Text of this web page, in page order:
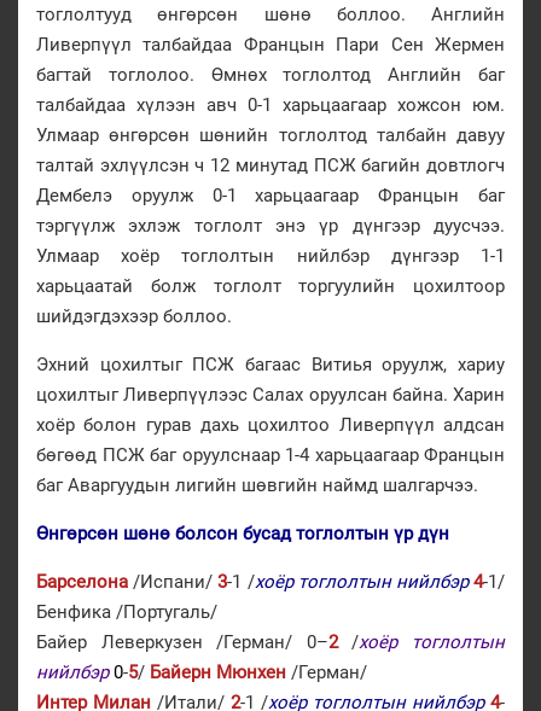
тоглолтууд өнгөрсөн шөнө боллоо. Английн
Ливерпүүл талбайдаа Францын Пари Сен Жермен
багтай тоглолоо. Өмнөх тоглолтод Английн баг
талбайдаа хүлээн авч 0-1 харьцаагаар хожсон юм.
Улмаар өнгөрсөн шөнийн тоглолтод талбайн давуу
талтай эхлүүлсэн ч 12 минутад ПСЖ багийн довтлогч
Дембелэ оруулж 0-1 харьцаагаар Францын баг
тэргүүлж эхлэж тоглолт энэ үр дүнгээр дуусчээ.
Улмаар хоёр тоглолтын нийлбэр дүнгээр 1-1
харьцаатай болж тоглолт торгуулийн цохилтоор
шийдэгдэхээр боллоо.
Эхний цохилтыг ПСЖ багаас Витиья оруулж, хариу
цохилтыг Ливерпүүлээс Салах оруулсан байна. Харин
хоёр болон гурав дахь цохилтоо Ливерпүүл алдсан
бөгөөд ПСЖ баг оруулснаар 1-4 харьцаагаар Францын
баг Аваргуудын лигийн шөвгийн наймд шалгарчээ.
Өнгөрсөн шөнө болсон бусад тоглолтын үр дүн
Барселона/Испани/3-1 /хоёр тоглолтын нийлбэр 4-1/
Бенфика /Португаль/
Байер Леверкузен /Герман/ 0–2/хоёр тоглолтын
нийлбэр 0-5/ Байерн Мюнхен /Герман/
Интер Милан /Итали/ 2-1 /хоёр тоглолтын нийлбэр 4-